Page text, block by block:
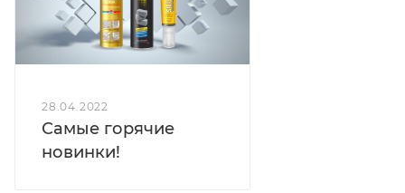
28.04.2022
Самые горячие
новинки!